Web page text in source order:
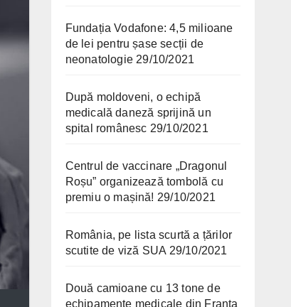
Fundația Vodafone: 4,5 milioane
de lei pentru șase secții de
neonatologie 29/10/2021
După moldoveni, o echipă
medicală daneză sprijină un
spital românesc 29/10/2021
Centrul de vaccinare „Dragonul
Roșu” organizează tombolă cu
premiu o mașină! 29/10/2021
România, pe lista scurtă a țărilor
scutite de viză SUA 29/10/2021
Două camioane cu 13 tone de
echipamente medicale din Franța